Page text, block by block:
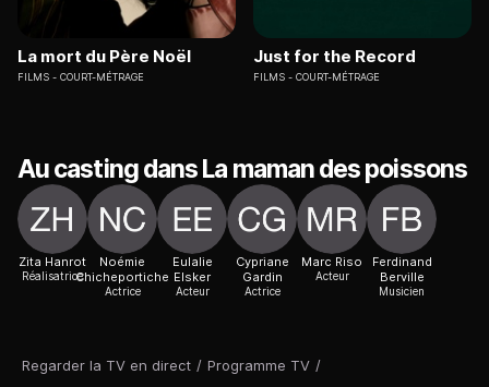
Regarder la TV en direct / Programme TV /
La mort du Père Noël
FILMS COURT-MÉTRAGE
Just for the Record
FILMS COURT-MÉTRAGE
Au casting dans La maman des poissons
Zita Hanrot
Réalisatrice
Noémie
Chicheportiche
Actrice
Eulalie
Elsker
Acteur
Cypriane
Gardin
Actrice
Marc Riso
Acteur
Ferdinand
Berville
Musicien